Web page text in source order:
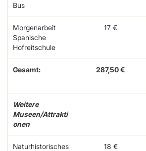
Bus
Morgenarbeit
Spanische
Hofreitschule
17 €
Gesamt: 287,50 €
Weitere
Museen/Attrakti
onen
Naturhistorisches
18 €